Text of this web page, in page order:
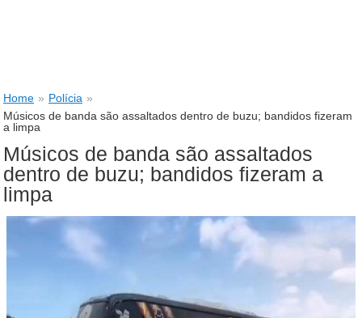
Home » Polícia »
Músicos de banda são assaltados dentro de buzu; bandidos fizeram
a limpa
Músicos de banda são assaltados
dentro de buzu; bandidos fizeram a
limpa